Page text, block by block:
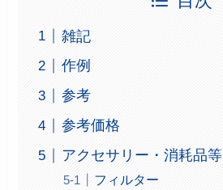
雑記
作例
参考
参考価格
アクセサリー・消耗品等
フィルター